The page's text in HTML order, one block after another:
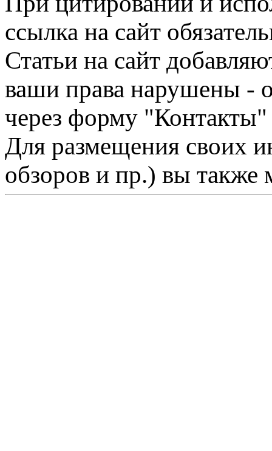
ссылка на сайт
Статьи на сайт
ваши права нарушены -
через форму "Контакты"
Для размещения своих
обзоров и пр.) вы также